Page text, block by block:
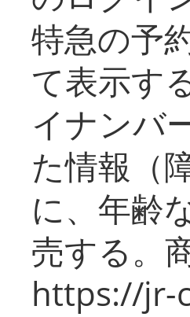
特急の予
て表示す
イナンバ
た情報（
に、年齢
売する。
https://jr-